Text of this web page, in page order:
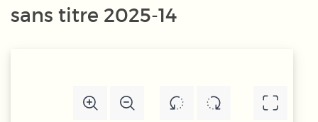
sans titre 2025-14